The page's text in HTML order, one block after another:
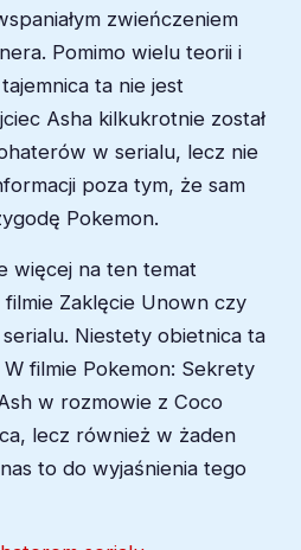
zwieńczeniem
Pomimo wielu teorii i
ta nie jest
Asha kilkukrotnie został
w serialu, lecz nie
poza tym, że sam
Pokemon.
więcej na ten temat
Zaklęcie Unown czy
Niestety obietnica ta
W filmie Pokemon: Sekrety
w rozmowie z Coco
lecz również w żaden
to do wyjaśnienia tego